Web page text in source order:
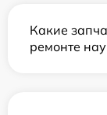
Какие
ремонте